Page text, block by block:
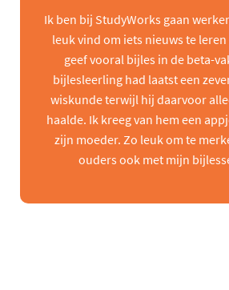
Ik ben bij StudyWorks gaan
leuk vind om iets nieuws te
geef vooral bijles in de beta-
bijlesleerling had laatst een
wiskunde terwijl hij daarvoor
haalde. Ik kreeg van hem een
zijn moeder. Zo leuk om te
ouders ook met mijn